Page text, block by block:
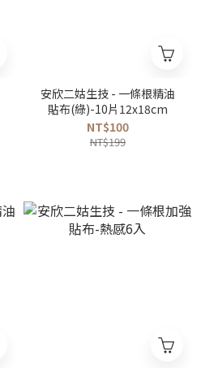
安欣二姑生技 - 一條根精油
貼布(綠)-10片12x18cm
NT$100
NT$199